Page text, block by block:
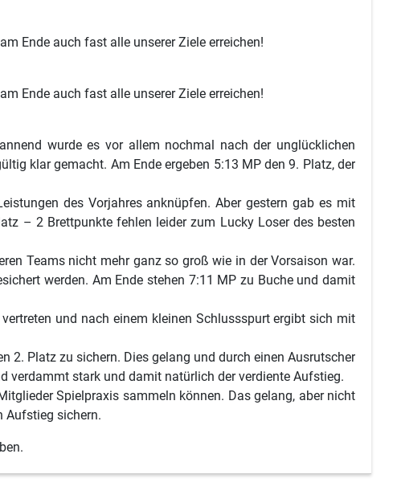
Ende auch fast alle unserer Ziele erreichen!
Ende auch fast alle unserer Ziele erreichen!
wurde es vor allem nochmal nach der unglücklichen
klar gemacht. Am Ende ergeben 5:13 MP den 9. Platz, der
des Vorjahres anknüpfen. Aber gestern gab es mit
– 2 Brettpunkte fehlen leider zum Lucky Loser des besten
Teams nicht mehr ganz so groß wie in der Vorsaison war.
werden. Am Ende stehen 7:11 MP zu Buche und damit
und nach einem kleinen Schlussspurt ergibt sich mit
2. Platz zu sichern. Dies gelang und durch einen Ausrutscher
verdammt stark und damit natürlich der verdiente Aufstieg.
Spielpraxis sammeln können. Das gelang, aber nicht
Aufstieg sichern.